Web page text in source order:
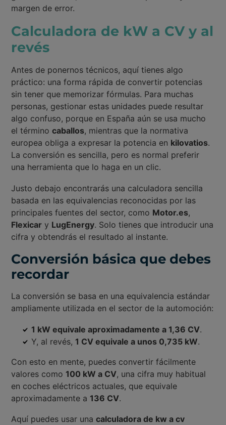
margen de error.
Calculadora de kW a CV y al
revés
Antes de ponernos técnicos, aquí tienes algo
práctico: una forma rápida de convertir potencias
sin tener que memorizar fórmulas. Para muchas
personas, gestionar estas unidades puede resultar
algo confuso, porque en España aún se usa mucho
el términocaballos, mientras que la normativa
europea obliga a expresar la potencia en kilovatios.
La conversión es sencilla, pero es normal preferir
una herramienta que lo haga en un clic.
Justo debajo encontrarás una calculadora sencilla
basada en las equivalencias reconocidas por las
principales fuentes del sector, como Motor.es,
Flexicar y LugEnergy. Solo tienes que introducir una
cifra y obtendrás el resultado al instante.
Conversión básica que debes
recordar
La conversión se basa en una equivalencia estándar
ampliamente utilizada en el sector de la automoción:
1 kW equivale aproximadamente a 1,36 CV.
Y, al revés, 1 CV equivale a unos 0,735 kW.
Con esto en mente, puedes convertir fácilmente
valores como 100 kW a CV, una cifra muy habitual
en coches eléctricos actuales, que equivale
aproximadamente a 136 CV.
Aquí puedes usar unacalculadora de kw a cv